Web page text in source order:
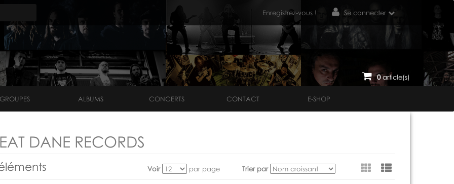
Enregistrez-vous ! Se connecter
0article(s)
GROUPES ALBUMS CONCERTS CONTACT E-SHOP
DANE RECORDS
Voir par page Trier par Voir